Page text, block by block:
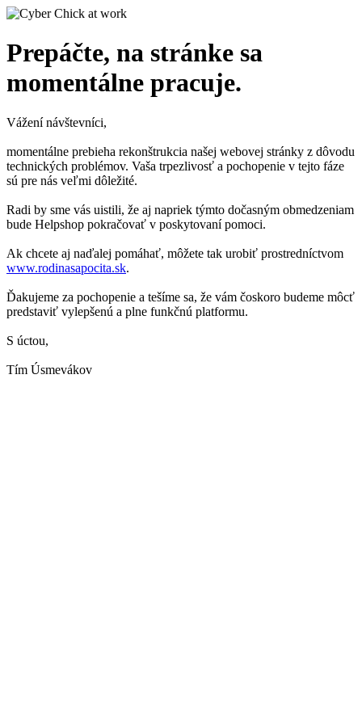
Prepáčte, na stránke sa
momentálne pracuje.
Vážení návštevníci,
momentálne prebieha rekonštrukcia našej webovej stránky z dôvodu
technických problémov. Vaša trpezlivosť a pochopenie v tejto fáze
sú pre nás veľmi dôležité.
Radi by sme vás uistili, že aj napriek týmto dočasným obmedzeniam
bude Helpshop pokračovať v poskytovaní pomoci.
Ak chcete aj naďalej pomáhať, môžete tak urobiť prostredníctvom
www.rodinasapocita.sk.
Ďakujeme za pochopenie a tešíme sa, že vám čoskoro budeme môcť
predstaviť vylepšenú a plne funkčnú platformu.
S úctou,
Tím Úsmevákov